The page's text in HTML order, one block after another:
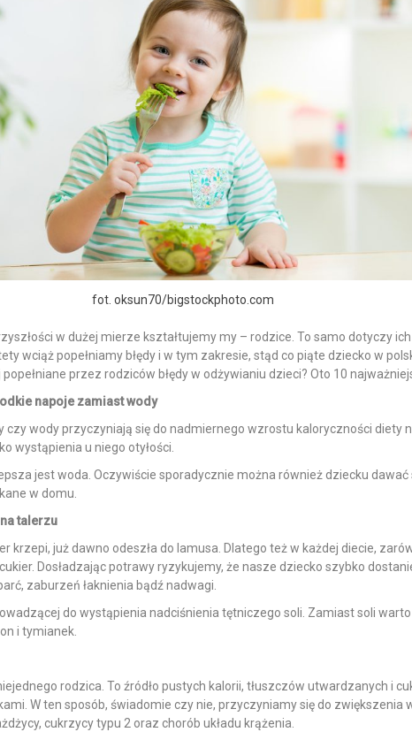
fot. oksun70/bigstockphoto.com
w dużej mierze kształtujemy my – rodzice. To samo dotyczy
wciąż popełniamy błędy i w tym zakresie, stąd co piąte dziecko w
przez rodziców błędy w odżywianiu dzieci? Oto 10
napoje zamiast wody
czy wody przyczyniają się do nadmiernego wzrostu kaloryczności diety
wystąpienia u niego otyłości.
jest woda. Oczywiście sporadycznie można również dziecku dawać
w domu.
talerzu
krzepi, już dawno odeszła do lamusa. Dlatego też w każdej diecie,
Dosładzając potrawy ryzykujemy, że nasze dziecko szybko
zaburzeń łaknienia bądź nadwagi.
do wystąpienia nadciśnienia tętniczego soli. Zamiast soli warto
i tymianek.
rodzica. To źródło pustych kalorii, tłuszczów utwardzanych i
W ten sposób, świadomie czy nie, przyczyniamy się do zwiększenia
cukrzycy typu 2 oraz chorób układu krążenia.